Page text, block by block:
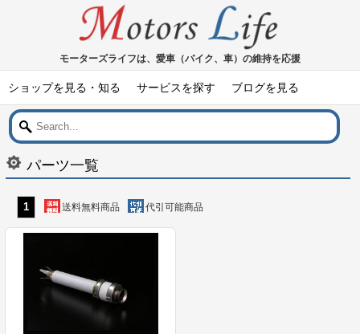
モーターズライフは、愛車（バイク、車）の維持を応援
ショップを見る・知る サービスを探す ブログを見る
パーツ一覧
1 送料無料商品 代引可能商品